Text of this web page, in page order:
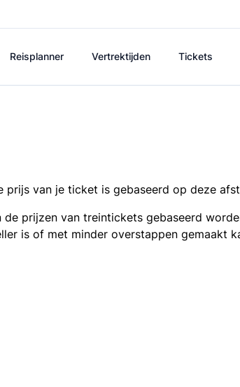
Reisplanner Vertrektijden Tickets
van je ticket is gebaseerd op deze
prijzen van treintickets gebaseerd
is of met minder overstappen gemaakt